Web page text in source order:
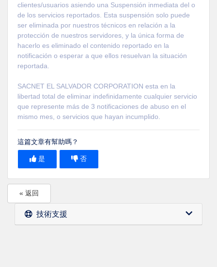
clientes/usuarios asiendo una Suspensión inmediata del o
de los servicios reportados. Esta suspensión solo puede
ser eliminada por nuestros técnicos en relación a la
protección de nuestros servidores, y la única forma de
hacerlo es eliminado el contenido reportado en la
notificación o esperar a que ellos resuelvan la situación
reportada.
SACNET EL SALVADOR CORPORATION esta en la
libertad total de eliminar indefinidamente cualquier servicio
que represente más de 3 notificaciones de abuso en el
mismo mes, o servicios que hayan incumplido.
這篇文章有幫助嗎？
是 否
« 返回
技術支援